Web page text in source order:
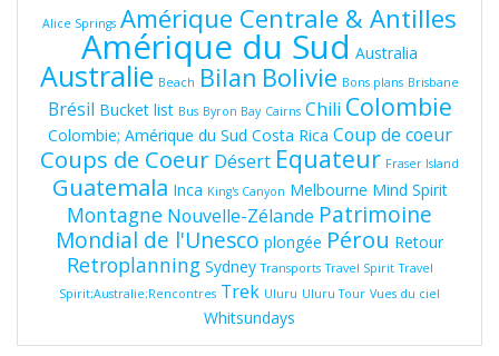
Alice Springs Amérique Centrale & Antilles
Amérique du Sud Australia
Australie Beach Bilan Bolivie Bons plans Brisbane
Brésil Bucket list Bus Byron Bay Cairns Chili Colombie
Colombie; Amérique du Sud Costa Rica Coup de coeur
Coups de Coeur Désert Equateur Fraser Island
Guatemala Inca King's Canyon Melbourne Mind Spirit
Montagne Nouvelle-Zélande Patrimoine
Mondial de l'Unesco plongée Pérou Retour
Retroplanning Sydney Transports Travel Spirit Travel
Spirit;Australie;Rencontres Trek Uluru Uluru Tour Vues du ciel
Whitsundays